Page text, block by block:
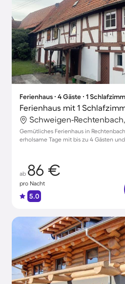
Ferienhaus ∙ 4 Gäste ∙ 1
Ferienhaus mit 1
Gemütliches Ferienhaus in
erholsame Tage mit bis zu 4 Gästen
ab 86 €
pro Nacht
5.0